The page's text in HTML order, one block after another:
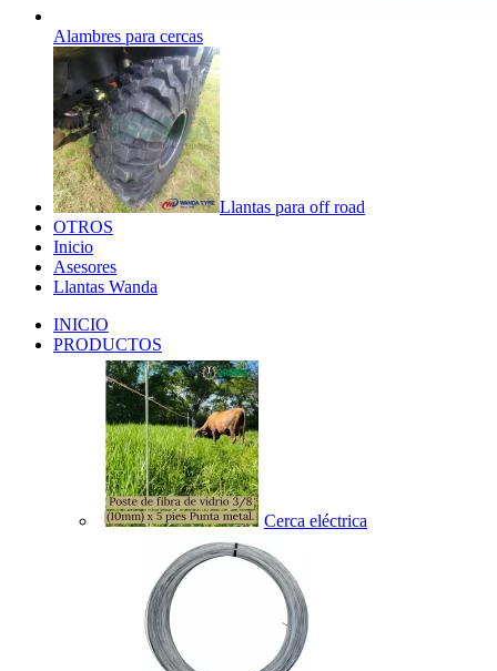
Alambres para cercas
Llantas para off road
OTROS
Inicio
Asesores
Llantas Wanda
INICIO
PRODUCTOS
Cerca eléctrica